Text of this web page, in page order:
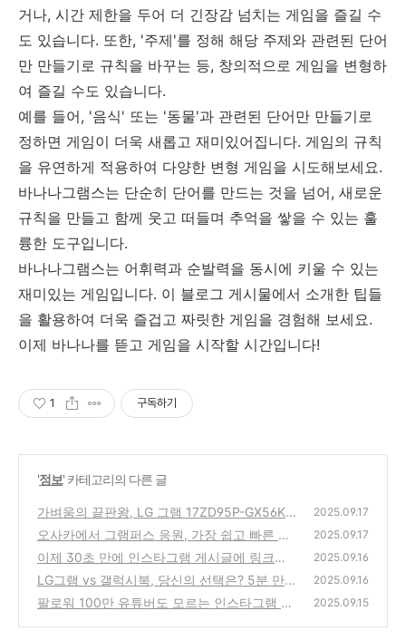
거나, 시간 제한을 두어 더 긴장감 넘치는 게임을 즐길 수
도 있습니다. 또한, '주제'를 정해 해당 주제와 관련된 단어
만 만들기로 규칙을 바꾸는 등, 창의적으로 게임을 변형하
여 즐길 수도 있습니다.
예를 들어, '음식' 또는 '동물'과 관련된 단어만 만들기로
정하면 게임이 더욱 새롭고 재미있어집니다. 게임의 규칙
을 유연하게 적용하여 다양한 변형 게임을 시도해보세요.
바나나그램스는 단순히 단어를 만드는 것을 넘어, 새로운
규칙을 만들고 함께 웃고 떠들며 추억을 쌓을 수 있는 훌
륭한 도구입니다.
바나나그램스는 어휘력과 순발력을 동시에 키울 수 있는
재미있는 게임입니다. 이 블로그 게시물에서 소개한 팁들
을 활용하여 더욱 즐겁고 짜릿한 게임을 경험해 보세요.
이제 바나나를 뜯고 게임을 시작할 시간입니다!
1 구독하기
'정보' 카테고리의 다른 글
가벼움의 끝판왕, LG 그램 17ZD95P-GX56K
업그레이드 완전 정복!
(0)
2025.09.17
오사카에서 그램퍼스 응원, 가장 쉽고 빠른 방
법 대공개!
(2)
2025.09.17
이제 30초 만에 인스타그램 게시글에 링크를
걸 수 있습니다!
(1)
2025.09.16
LG그램 vs 갤럭시북, 당신의 선택은? 5분 만
에 결정하는 가장 쉬운 방법!
(1)
2025.09.16
팔로워 100만 유튜버도 모르는 인스타그램 광
2025.09.15